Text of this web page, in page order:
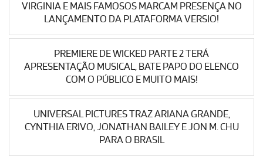
VIRGINIA E MAIS FAMOSOS MARCAM PRESENÇA NO
LANÇAMENTO DA PLATAFORMA VERSIO!
PREMIERE DE WICKED PARTE 2 TERÁ
APRESENTAÇÃO MUSICAL, BATE PAPO DO ELENCO
COM O PÚBLICO E MUITO MAIS!
UNIVERSAL PICTURES TRAZ ARIANA GRANDE,
CYNTHIA ERIVO, JONATHAN BAILEY E JON M. CHU
PARA O BRASIL